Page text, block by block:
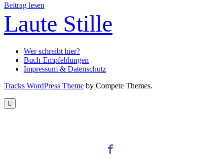
Beitrag lesen
für
die
Laute Stille
Wer schreibt hier?
Buch-Empfehlungen
Impressum & Datenschutz
Tracks WordPress Theme by Compete Themes.